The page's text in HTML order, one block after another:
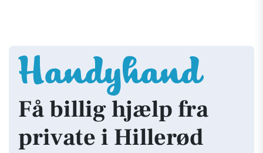
Få billig hjælp fra
private i Hillerød